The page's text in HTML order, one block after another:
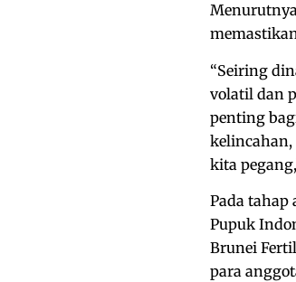
“Seiring
volatil dan
penting
kelincahan,
kita
Pada tahap
Pupuk
Brunei
para